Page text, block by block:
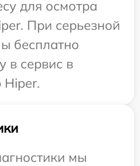
для осмотра
При серьезной
бесплатно
в сервис в
Hiper.
мы